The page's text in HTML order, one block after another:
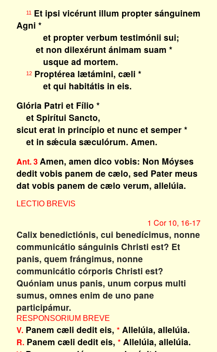
11Et ipsi vicérunt illum propter sánguinem
Agni *
et propter verbum testimónii sui;
et non dilexérunt ánimam suam *
usque ad mortem.
12Proptérea lætámini, cæli *
et qui habitátis in eis.
Glória Patri et Fílio *
et Spirítui Sancto,
sicut erat in princípio et nunc et semper *
et in sǽcula sæculórum. Amen.
Ant. 3Amen, amen dico vobis: Non Móyses
dedit vobis panem de cælo, sed Pater meus
dat vobis panem de cælo verum, allelúia.
LECTIO BREVIS
1 Cor 10, 16-17
Calix benedictiónis, cui benedícimus, nonne
communicátio sánguinis Christi est? Et
panis, quem frángimus, nonne
communicátio córporis Christi est?
Quóniam unus panis, unum corpus multi
sumus, omnes enim de uno pane
participámur.
RESPONSORIUM BREVE
V.Panem cæli dedit eis, *Allelúia, allelúia.
R.Panem cæli dedit eis, *Allelúia, allelúia.